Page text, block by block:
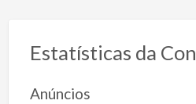
Estatísticas da
Anúncios